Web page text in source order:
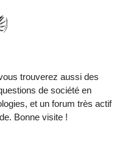
trouverez aussi des
de société en
et un forum très actif
Bonne visite !